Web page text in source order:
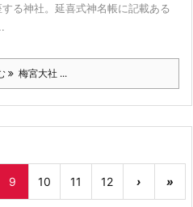
る神社。延喜式神名帳に記載ある
梅宮大社 ...
9 10 11 12 › »